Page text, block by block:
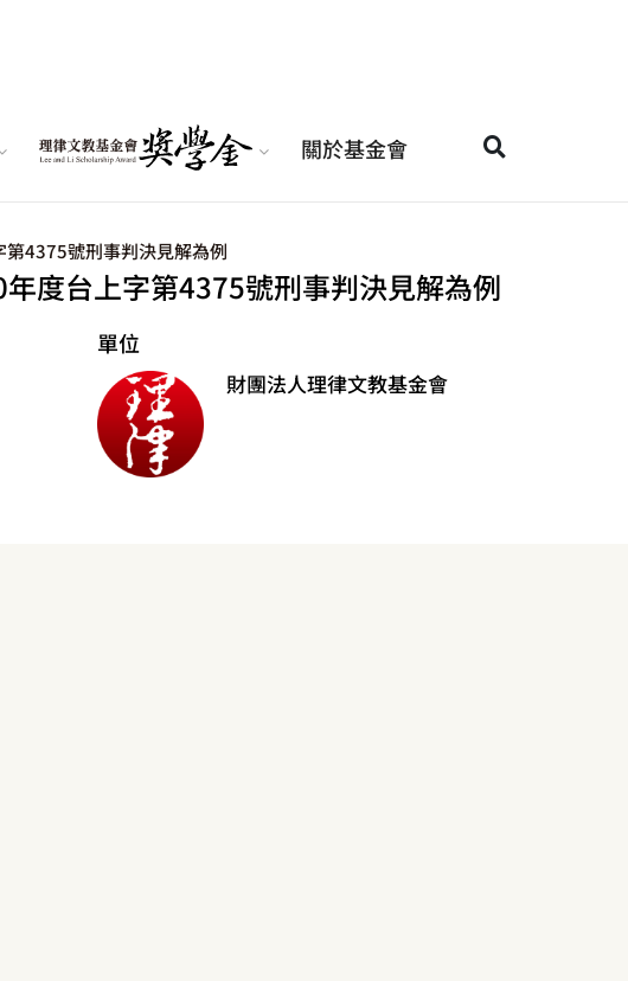
關於基金會
4375號刑事判決見解為例
度台上字第4375號刑事判決見解為例
單位
財團法人理律文教基金會